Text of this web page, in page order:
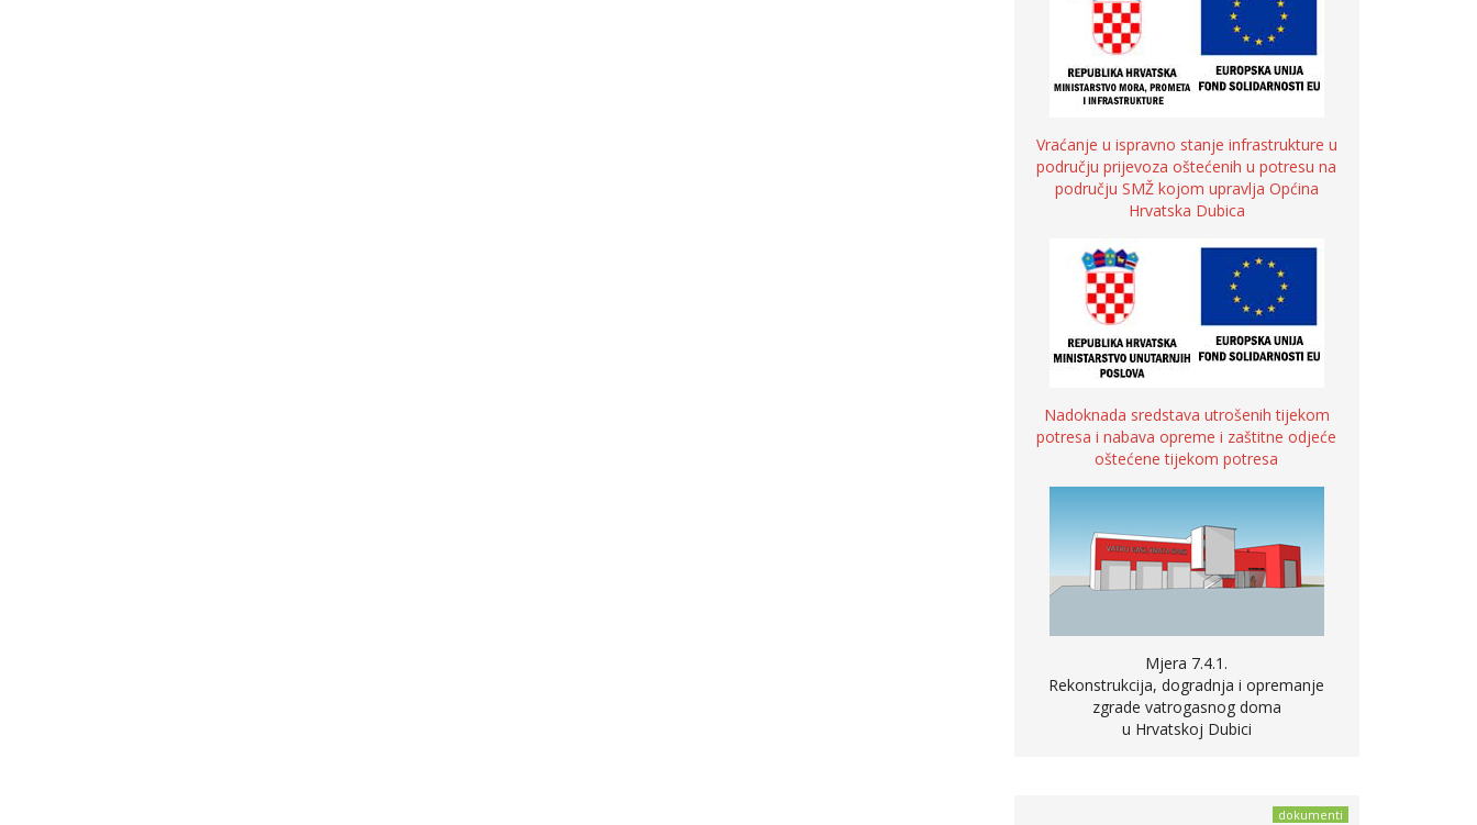
Vraćanje u ispravno stanje infrastrukture u
području prijevoza oštećenih u potresu na
području SMŽ kojom upravlja Općina
Hrvatska Dubica
Nadoknada sredstava utrošenih tijekom
potresa i nabava opreme i zaštitne odjeće
oštećene tijekom potresa
Mjera 7.4.1.
Rekonstrukcija, dogradnja i opremanje
zgrade vatrogasnog doma
u Hrvatskoj Dubici
dokumenti